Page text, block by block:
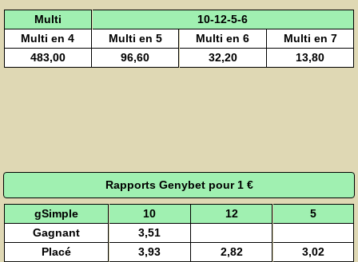
Multi
10-12-5-6
Multi en 4
Multi en 5 Multi en 6
Multi en 7
483,00
96,60 32,20 13,80
Rapports Genybet pour 1 €
gSimple 10 12
5
Gagnant
3,51
Placé
3,93 2,82 3,02